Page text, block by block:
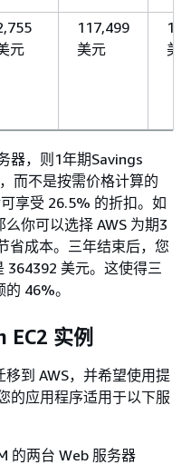
元
117,499
美元
美
器，则1年期Savings
而不是按需价格计算的
享受 26.5% 的折扣。如
你可以选择 AWS 为期3
省成本。三年结束后，您
364392 美元。这使得三
46%。
EC2 实例
到 AWS，并希望使用提
的应用程序适用于以下服
的两台 Web 服务器